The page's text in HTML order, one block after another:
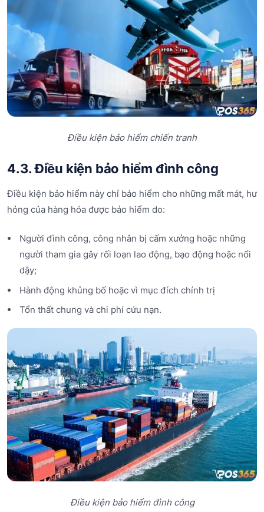
Điều kiện bảo hiểm chiến tranh
4.3. Điều kiện bảo hiểm đình công
Điều kiện bảo hiểm này chỉ bảo hiểm cho những mất mát, hư
hỏng của hàng hóa được bảo hiểm do:
Người đình công, công nhân bị cấm xưởng hoặc những
người tham gia gây rối loạn lao động, bạo động hoặc nổi
dậy;
Hành động khủng bố hoặc vì mục đích chính trị
Tổn thất chung và chi phí cứu nạn.
Điều kiện bảo hiểm đình công